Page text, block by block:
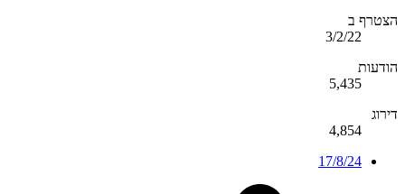
הצטרף ב
3/2/22
הודעות
5,435
דירוג
4,854
17/8/24